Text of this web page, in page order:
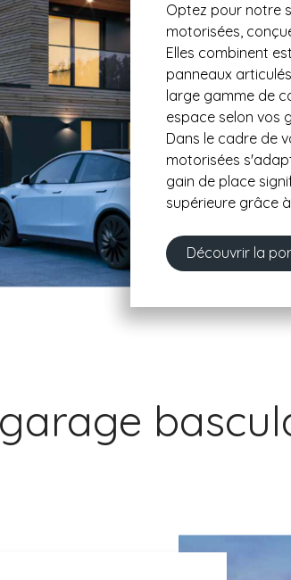
Optez pour notre
motorisées,
Elles combinent
panneaux
large gamme de
espace selon vos
Dans le cadre de
motorisées
gain de place
supérieure grâce
Découvrir la